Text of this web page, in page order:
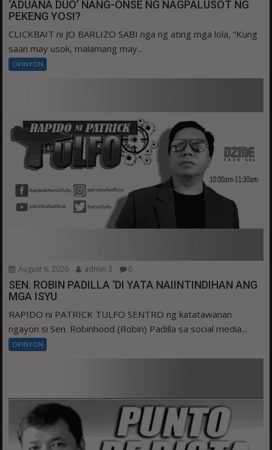
‘ADUANA DUO’ NANG-ONSE NG NAGPALUSOT NG
PEKENG YOSI?
CLICKBAIT ni JO BARLIZO SABI nga ng ating mga lola, “Kung
saan may usok, malamang may...
OPINYON
August 6, 2026 admin 3 0
SEN. ROBIN PADILLA ‘DI YATA NAIINTINDIHAN ANG
MGA ISYU
RAPIDO ni PATRICK TULFO SENTRO ng katatawanan
ngayon si Sen. Robinhood (Robin) Padilla sa social media...
OPINYON